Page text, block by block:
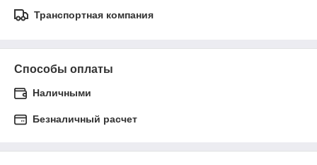
Транспортная компания
Способы оплаты
Наличными
Безналичный расчет